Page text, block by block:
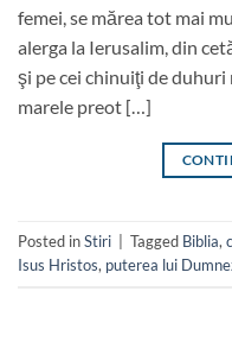
femei, se mărea tot mai
alerga la Ierusalim, din
şi pe cei chinuiţi de
marele preot […]
Posted inStiri Tagged Biblia,
Isus Hristos, puterea lui